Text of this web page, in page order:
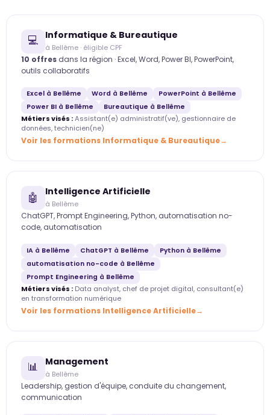
💻 Informatique & Bureautique
à Bellême · éligible CPF
10 offres dans la région · Excel, Word, Power BI, PowerPoint,
outils collaboratifs
Excel à Bellême Word à Bellême
PowerPoint à Bellême
Power BI à Bellême
Bureautique à Bellême
Métiers visés :Assistant(e) administratif(ve), gestionnaire de
données, technicien(ne)
Voir les formations Informatique & Bureautique
🤖 Intelligence Artificielle
à Bellême
ChatGPT, Prompt Engineering, Python, automatisation no-
code, automatisation
IA à Bellême ChatGPT à Bellême
Python à Bellême
automatisation no-code à Bellême
Prompt Engineering à Bellême
Métiers visés : Data analyst, chef de projet digital, consultant(e)
en transformation numérique
Voir les formations Intelligence Artificielle
📊 Management
à Bellême
Leadership, gestion d'équipe, conduite du changement,
communication